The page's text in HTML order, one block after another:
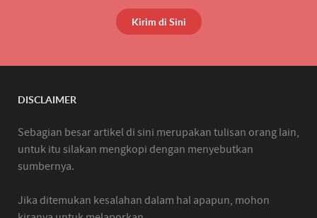
Kirim di Sini
DISCLAIMER
Sebagian besar artikel di sini merupakan tulisan orang lain,
untuk itu silakan mengkopi dengan menyebutkan
sumbernya.
Jika ditemukan kesalahan dalam hal apapun, mohon